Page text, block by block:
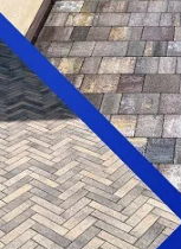
Ростова
Последнее
Ростовской
скандалы.
Татьяна
делом по